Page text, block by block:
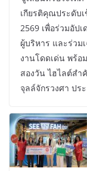
เกียรติคุณประดับ
2569 เพื่อร่วมอัป
ผู้บริหาร และร่วม
งานโดดเด่น พร้อ
สองวัน ไฮไลต์ส
จุลล์จักรวงศา ปร